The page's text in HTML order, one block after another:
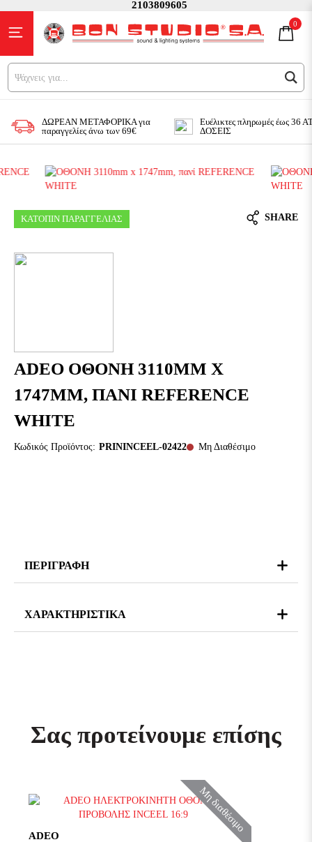
2103809605
0
Ψ
ΔΩΡΕΑΝ ΜΕΤΑΦΟΡΙΚΑ για
παραγγελίες άνω των 69€
Ευέλικτες πληρωμές έως 36
ΔΟΣΕΙΣ
ΚΑΤΟΠΙΝ ΠΑΡΑΓΓΕΛΙΑΣ SHARE
ADEO ΟΘΟΝΗ 3110MM X
1747MM, ΠΑΝΙ REFERENCE
WHITE
Κωδικός Προϊόντος: PRININCEEL-02422 Μη Διαθέσιμο
ΠΕΡΙΓΡΑΦΗ
ΧΑΡΑΚΤΗΡΙΣΤΙΚΑ
Σας προτείνουμε επίσης
Μη διαθέσιμο
ADEO